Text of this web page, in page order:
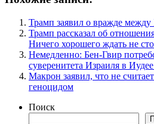
Трамп заявил о вражде
Трамп рассказал об
Ничего хорошего ждать не
Немедленно: Бен-Гвир
суверенитета Израиля в
Макрон заявил, что не
геноцидом
Поиск